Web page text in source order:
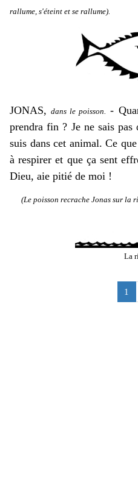
rallume, s'éteint et se rallume).
JONAS,dans le poisson. -
prendra fin ? Je ne sais
suis dans cet animal. Ce
à respirer et que ça sent
Dieu, aie pitié de moi !
(Le poisson recrache Jonas sur la
La
1